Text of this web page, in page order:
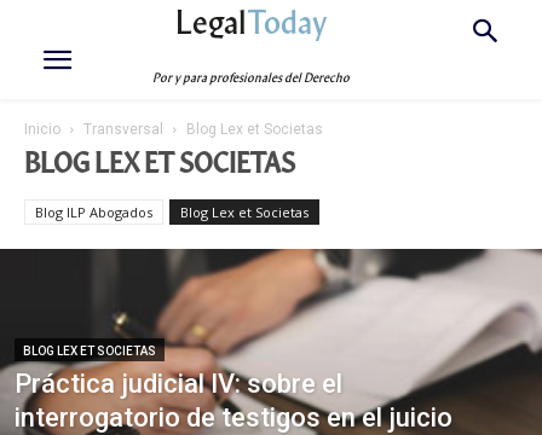
LegalToday
Por y para profesionales del Derecho
Inicio Transversal Blog Lex et Societas
BLOG LEX ET SOCIETAS
Blog ILP Abogados Blog Lex et Societas
BLOG LEX ET SOCIETAS
Práctica judicial IV: sobre el
interrogatorio de testigos en el juicio